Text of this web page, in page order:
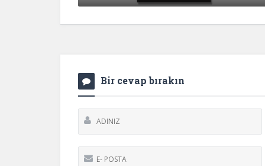
Bir cevap bırakın